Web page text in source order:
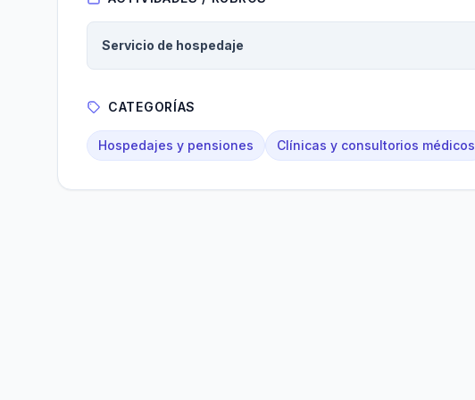
Servicio de hospedaje
CATEGORÍAS
Hospedajes y pensiones Clínicas y consultorios médicos